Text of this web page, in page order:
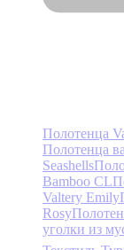
Полотенца
Полотенца
Seashells
Bamboo CL
Valtery Emily
Rosy
уголки из